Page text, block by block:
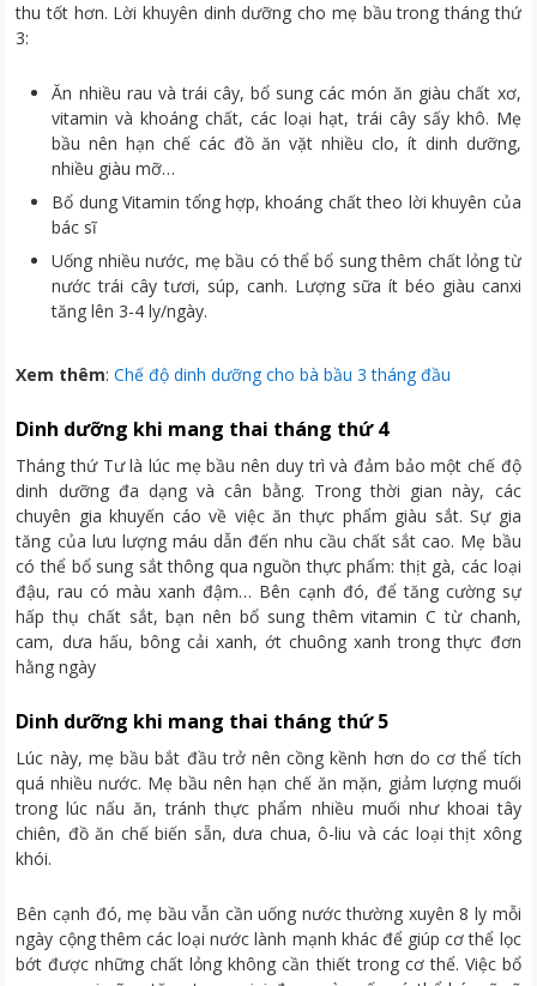
thu tốt hơn. Lời khuyên dinh dưỡng cho mẹ bầu trong tháng thứ
3:
Ăn nhiều rau và trái cây, bổ sung các món ăn giàu chất xơ,
vitamin và khoáng chất, các loại hạt, trái cây sấy khô. Mẹ
bầu nên hạn chế các đồ ăn vặt nhiều clo, ít dinh dưỡng,
nhiều giàu mỡ…
Bổ dung Vitamin tổng hợp, khoáng chất theo lời khuyên của
bác sĩ
Uống nhiều nước, mẹ bầu có thể bổ sung thêm chất lỏng từ
nước trái cây tươi, súp, canh. Lượng sữa ít béo giàu canxi
tăng lên 3-4 ly/ngày.
Xem thêm:Chế độ dinh dưỡng cho bà bầu 3 tháng đầu
Dinh dưỡng khi mang thai tháng thứ 4
Tháng thứ Tư là lúc mẹ bầu nên duy trì và đảm bảo một chế độ
dinh dưỡng đa dạng và cân bằng. Trong thời gian này, các
chuyên gia khuyến cáo về việc ăn thực phẩm giàu sắt. Sự gia
tăng của lưu lượng máu dẫn đến nhu cầu chất sắt cao. Mẹ bầu
có thể bổ sung sắt thông qua nguồn thực phẩm: thịt gà, các loại
đậu, rau có màu xanh đậm… Bên cạnh đó, để tăng cường sự
hấp thụ chất sắt, bạn nên bổ sung thêm vitamin C từ chanh,
cam, dưa hấu, bông cải xanh, ớt chuông xanh trong thực đơn
hằng ngày
Dinh dưỡng khi mang thai tháng thứ 5
Lúc này, mẹ bầu bắt đầu trở nên cồng kềnh hơn do cơ thể tích
quá nhiều nước. Mẹ bầu nên hạn chế ăn mặn, giảm lượng muối
trong lúc nấu ăn, tránh thực phẩm nhiều muối như khoai tây
chiên, đồ ăn chế biến sẵn, dưa chua, ô-liu và các loại thịt xông
khói.
Bên cạnh đó, mẹ bầu vẫn cần uống nước thường xuyên 8 ly mỗi
ngày cộng thêm các loại nước lành mạnh khác để giúp cơ thể lọc
bớt được những chất lỏng không cần thiết trong cơ thể. Việc bổ